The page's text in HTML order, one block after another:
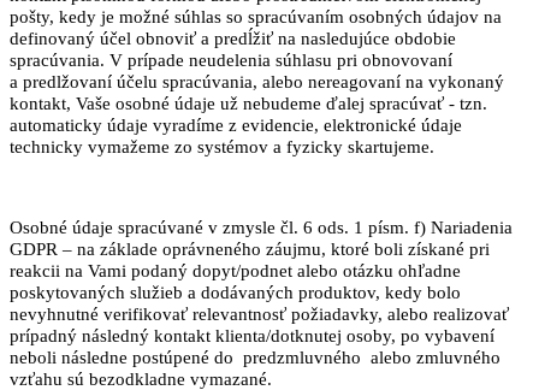
pošty, kedy je možné súhlas so spracúvaním osobných údajov na
definovaný účel obnoviť a predĺžiť na nasledujúce obdobie
spracúvania. V prípade neudelenia súhlasu pri obnovovaní
a predlžovaní účelu spracúvania, alebo nereagovaní na vykonaný
kontakt, Vaše osobné údaje už nebudeme ďalej spracúvať - tzn.
automaticky údaje vyradíme z evidencie, elektronické údaje
technicky vymažeme zo systémov a fyzicky skartujeme.
Osobné údaje spracúvané v zmysle čl. 6 ods. 1 písm. f) Nariadenia
GDPR – na základe oprávneného záujmu, ktoré boli získané pri
reakcii na Vami podaný dopyt/podnet alebo otázku ohľadne
poskytovaných služieb a dodávaných produktov, kedy bolo
nevyhnutné verifikovať relevantnosť požiadavky, alebo realizovať
prípadný následný kontakt klienta/dotknutej osoby, po vybavení
neboli následne postúpené do predzmluvného alebo zmluvného
vzťahu sú bezodkladne vymazané.